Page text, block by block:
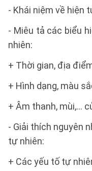
- Khái niệm về hiện
- Miêu tả các biểu
nhiên:
+ Thời gian, địa
+ Hình dạng, màu
+ Âm thanh, mùi,...
- Giải thích nguyên
tự nhiên:
+ Các yếu tố tự